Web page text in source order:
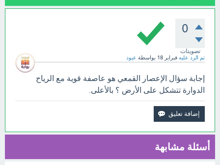
0
تصويتات
تم الرد عليه فبراير 18 بواسطة عبود
إجابة سؤال الإعصار القمعي هو عاصفة قوية مع الرياح
الدوارة تتشكل على الأرض ؟ بالأعلى.
أسئلة مشابهة